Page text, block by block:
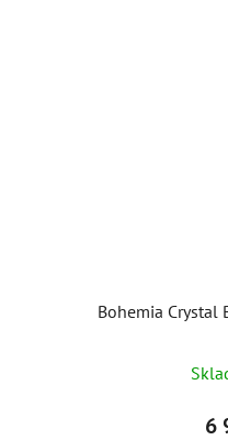
Bohemia Crystal
6